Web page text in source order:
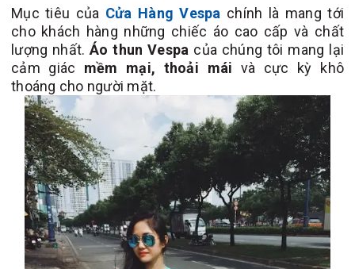
Mục tiêu của Cửa Hàng Vespa chính là mang tới
cho khách hàng những chiếc áo cao cấp và chất
lượng nhất. Áo thun Vespa của chúng tôi mang lại
cảm giác mềm mại, thoải mái và cực kỳ khô
thoáng cho người mặt.